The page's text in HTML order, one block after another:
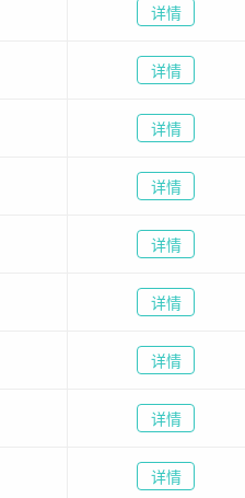
详情
详情
详情
详情
详情
详情
详情
详情
详情